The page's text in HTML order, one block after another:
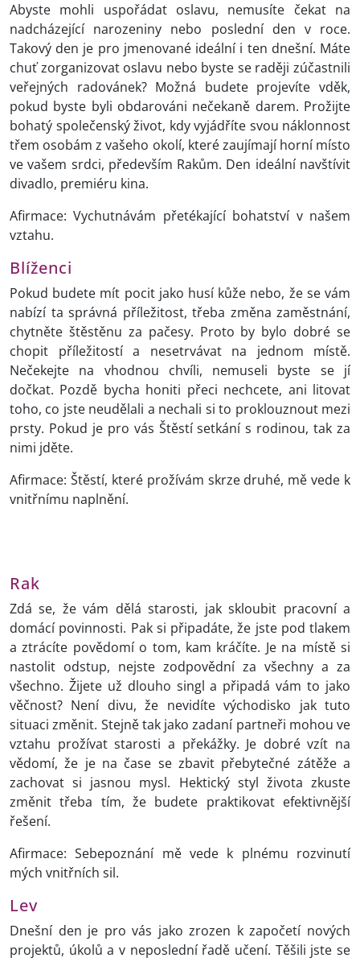
Abyste mohli uspořádat oslavu, nemusíte čekat na
nadcházející narozeniny nebo poslední den v roce.
Takový den je pro jmenované ideální i ten dnešní. Máte
chuť zorganizovat oslavu nebo byste se raději zúčastnili
veřejných radovánek? Možná budete projevíte vděk,
pokud byste byli obdarováni nečekaně darem. Prožijte
bohatý společenský život, kdy vyjádříte svou náklonnost
třem osobám z vašeho okolí, které zaujímají horní místo
ve vašem srdci, především Rakům. Den ideální navštívit
divadlo, premiéru kina.
Afirmace: Vychutnávám přetékající bohatství v našem
vztahu.
Blíženci
Pokud budete mít pocit jako husí kůže nebo, že se vám
nabízí ta správná příležitost, třeba změna zaměstnání,
chytněte štěstěnu za pačesy. Proto by bylo dobré se
chopit příležitostí a nesetrvávat na jednom místě.
Nečekejte na vhodnou chvíli, nemuseli byste se jí
dočkat. Pozdě bycha honiti přeci nechcete, ani litovat
toho, co jste neudělali a nechali si to proklouznout mezi
prsty. Pokud je pro vás Štěstí setkání s rodinou, tak za
nimi jděte.
Afirmace: Štěstí, které prožívám skrze druhé, mě vede k
vnitřnímu naplnění.
Rak
Zdá se, že vám dělá starosti, jak skloubit pracovní a
domácí povinnosti. Pak si připadáte, že jste pod tlakem
a ztrácíte povědomí o tom, kam kráčíte. Je na místě si
nastolit odstup, nejste zodpovědní za všechny a za
všechno. Žijete už dlouho singl a připadá vám to jako
věčnost? Není divu, že nevidíte východisko jak tuto
situaci změnit. Stejně tak jako zadaní partneři mohou ve
vztahu prožívat starosti a překážky. Je dobré vzít na
vědomí, že je na čase se zbavit přebytečné zátěže a
zachovat si jasnou mysl. Hektický styl života zkuste
změnit třeba tím, že budete praktikovat efektivnější
řešení.
Afirmace: Sebepoznání mě vede k plnému rozvinutí
mých vnitřních sil.
Lev
Dnešní den je pro vás jako zrozen k započetí nových
projektů, úkolů a v neposlední řadě učení. Těšili jste se